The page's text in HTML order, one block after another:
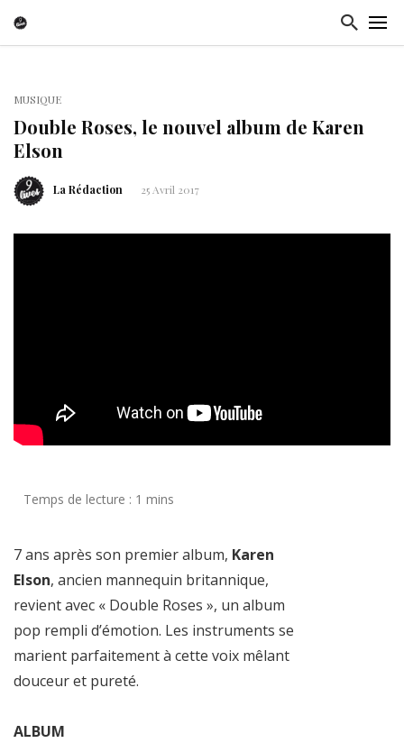
MUSIQUE
Double Roses, le nouvel album de Karen
Elson
La Rédaction 25 Avril 2017
7 ans après son premier album, Karen
Elson, ancien mannequin britannique,
revient avec « Double Roses », un album
pop rempli d’émotion. Les instruments se
marient parfaitement à cette voix mêlant
douceur et pureté.
ALBUM